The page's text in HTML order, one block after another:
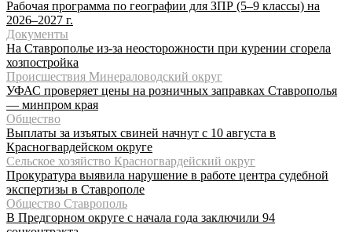
Рабочая программа по географии для ЗПР (5–9 классы) на
2026–2027 г.
Документы
На Ставрополье из-за неосторожности при курении сгорела
хозпостройка
Происшествия Минераловодский округ
УФАС проверяет цены на розничных заправках Ставрополья
— минпром края
Общество
Выплаты за изъятых свиней начнут с 10 августа в
Красногвардейском округе
Сельское хозяйство Красногвардейский округ
Прокуратура выявила нарушение в работе центра судебной
экспертизы в Ставрополе
Общество Ставрополь
В Предгорном округе с начала года заключили 94